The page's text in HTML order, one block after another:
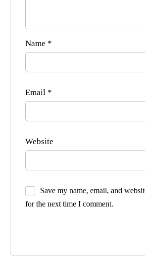
Name *
Email *
Website
Save my name, email, and
for the next time I comment.